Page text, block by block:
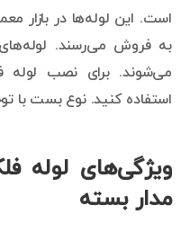
به فروش می‌رسند.
می‌شوند. برای نصب
استفاده کنید. نوع بست با
ویژگی‌های لوله
مدار بسته